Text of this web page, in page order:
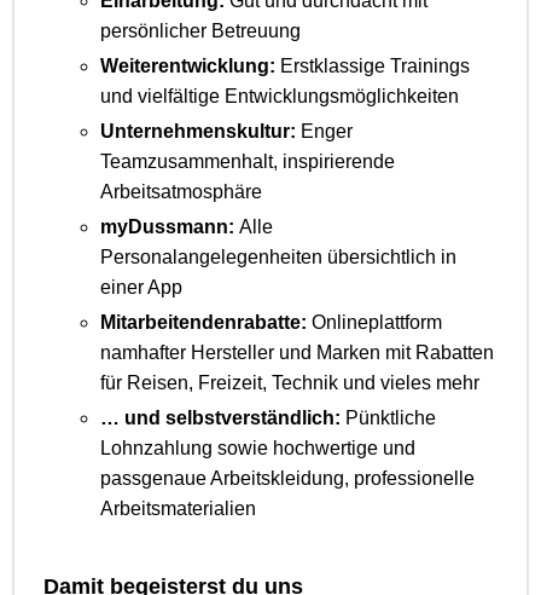
persönlicher Betreuung
Weiterentwicklung: Erstklassige Trainings
und vielfältige Entwicklungsmöglichkeiten
Unternehmenskultur: Enger
Teamzusammenhalt, inspirierende
Arbeitsatmosphäre
myDussmann: Alle
Personalangelegenheiten übersichtlich in
einer App
Mitarbeitendenrabatte: Onlineplattform
namhafter Hersteller und Marken mit Rabatten
für Reisen, Freizeit, Technik und vieles mehr
… und selbstverständlich: Pünktliche
Lohnzahlung sowie hochwertige und
passgenaue Arbeitskleidung, professionelle
Arbeitsmaterialien
Damit begeisterst du uns